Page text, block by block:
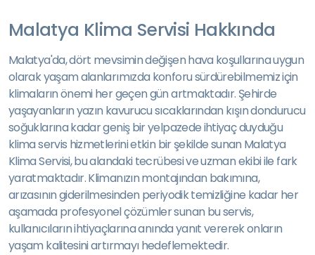
Malatya Klima Servisi Hakkında
Malatya'da, dört mevsimin değişen hava koşullarına uygun
olarak yaşam alanlarımızda konforu sürdürebilmemiz için
klimaların önemi her geçen gün artmaktadır. Şehirde
yaşayanların yazın kavurucu sıcaklarından kışın dondurucu
soğuklarına kadar geniş bir yelpazede ihtiyaç duyduğu
klima servis hizmetlerini etkin bir şekilde sunan Malatya
Klima Servisi, bu alandaki tecrübesi ve uzman ekibi ile fark
yaratmaktadır. Klimanızın montajından bakımına,
arızasının giderilmesinden periyodik temizliğine kadar her
aşamada profesyonel çözümler sunan bu servis,
kullanıcıların ihtiyaçlarına anında yanıt vererek onların
yaşam kalitesini artırmayı hedeflemektedir.